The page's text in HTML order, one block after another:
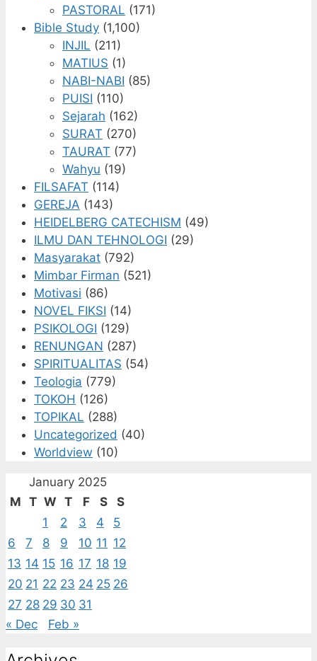
PASTORAL (171)
Bible Study (1,100)
INJIL (211)
MATIUS (1)
NABI-NABI (85)
PUISI (110)
Sejarah (162)
SURAT (270)
TAURAT (77)
Wahyu (19)
FILSAFAT (114)
GEREJA (143)
HEIDELBERG CATECHISM (49)
ILMU DAN TEHNOLOGI (29)
Masyarakat (792)
Mimbar Firman (521)
Motivasi (86)
NOVEL FIKSI (14)
PSIKOLOGI (129)
RENUNGAN (287)
SPIRITUALITAS (54)
Teologia (779)
TOKOH (126)
TOPIKAL (288)
Uncategorized (40)
Worldview (10)
January 2025
M T W T F S
S
1
2 3 4
5
6
7 8 9 10 11 12
13 14 15 16 17 18 19
20 21 22 23 24 25 26
27 28 29 30 31
« Dec
Feb »